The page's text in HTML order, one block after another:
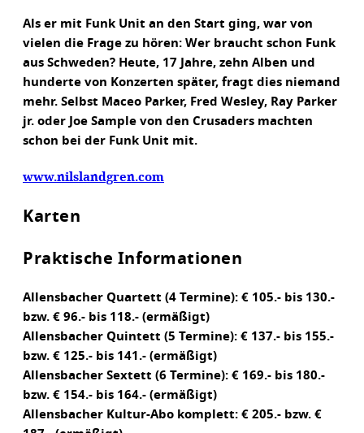
Als er mit Funk Unit an den Start ging, war von
vielen die Frage zu hören: Wer braucht schon Funk
aus Schweden? Heute, 17 Jahre, zehn Alben und
hunderte von Konzerten später, fragt dies niemand
mehr. Selbst Maceo Parker, Fred Wesley, Ray Parker
jr. oder Joe Sample von den Crusaders machten
schon bei der Funk Unit mit.
www.nilslandgren.com
Karten
Praktische Informationen
Allensbacher Quartett (4 Termine): € 105.- bis 130.-
bzw. € 96.- bis 118.- (ermäßigt)
Allensbacher Quintett (5 Termine): € 137.- bis 155.-
bzw. € 125.- bis 141.- (ermäßigt)
Allensbacher Sextett (6 Termine): € 169.- bis 180.-
bzw. € 154.- bis 164.- (ermäßigt)
Allensbacher Kultur-Abo komplett: € 205.- bzw. €